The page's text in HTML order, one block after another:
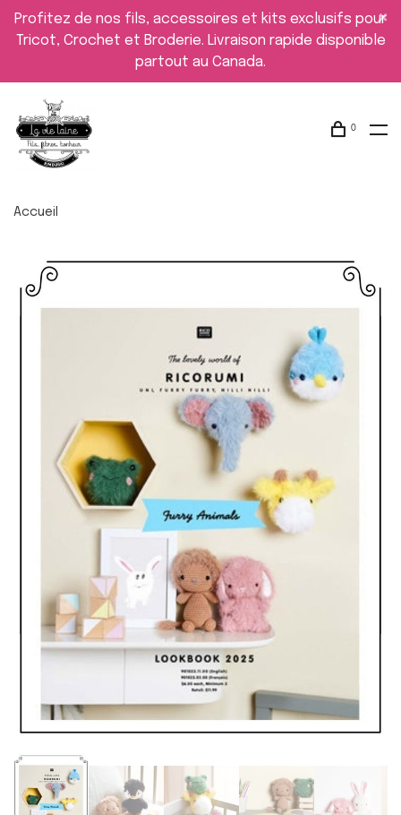
Profitez de nos fils, accessoires et kits exclusifs pour
Tricot, Crochet et Broderie. Livraison rapide disponible
partout au Canada.
0
Accueil